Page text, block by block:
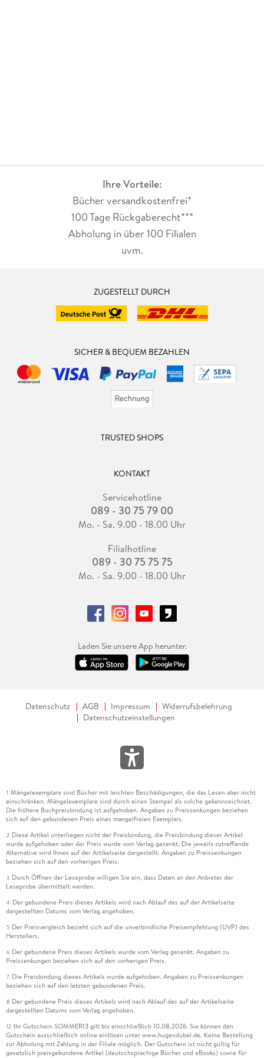
Ihre Vorteile:
Bücher versandkostenfrei*
100 Tage Rückgaberecht***
Abholung in über 100 Filialen
uvm.
ZUGESTELLT DURCH
SICHER & BEQUEM BEZAHLEN
TRUSTED SHOPS
KONTAKT
Servicehotline
089 - 30 75 79 00
Mo. - Sa. 9.00 - 18.00 Uhr
Filialhotline
089 - 30 75 75 75
Mo. - Sa. 9.00 - 18.00 Uhr
Laden Sie unsere App herunter.
Datenschutz AGB Impressum
Widerrufsbelehrung
Datenschutzeinstellungen
1 Mängelexemplare sind Bücher mit leichten Beschädigungen, die das Lesen aber nicht
einschränken. Mängelexemplare sind durch einen Stempel als solche gekennzeichnet.
Die frühere Buchpreisbindung ist aufgehoben. Angaben zu Preissenkungen beziehen
sich auf den gebundenen Preis eines mangelfreien Exemplars.
2 Diese Artikel unterliegen nicht der Preisbindung, die Preisbindung dieser Artikel
wurde aufgehoben oder der Preis wurde vom Verlag gesenkt. Die jeweils zutreffende
Alternative wird Ihnen auf der Artikelseite dargestellt. Angaben zu Preissenkungen
beziehen sich auf den vorherigen Preis.
3 Durch Öffnen der Leseprobe willigen Sie ein, dass Daten an den Anbieter der
Leseprobe übermittelt werden.
4 Der gebundene Preis dieses Artikels wird nach Ablauf des auf der Artikelseite
dargestellten Datums vom Verlag angehoben.
5 Der Preisvergleich bezieht sich auf die unverbindliche Preisempfehlung (UVP) des
Herstellers.
6 Der gebundene Preis dieses Artikels wurde vom Verlag gesenkt. Angaben zu
Preissenkungen beziehen sich auf den vorherigen Preis.
7 Die Preisbindung dieses Artikels wurde aufgehoben. Angaben zu Preissenkungen
beziehen sich auf den letzten gebundenen Preis.
8 Der gebundene Preis dieses Artikels wird nach Ablauf des auf der Artikelseite
dargestellten Datums vom Verlag angehoben.
12 Ihr Gutschein SOMMER13 gilt bis einschließlich 10.08.2026. Sie können den
Gutschein ausschließlich online einlösen unter www.hugendubel.de. Keine Bestellung
zur Abholung mit Zahlung in der Filiale möglich. Der Gutschein ist nicht gültig für
gesetzlich preisgebundene Artikel (deutschsprachige Bücher und eBooks) sowie für